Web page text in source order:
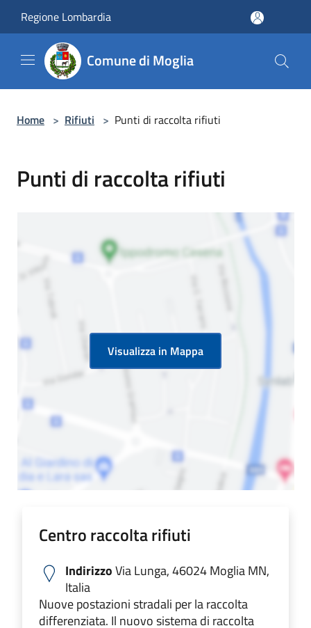
Regione Lombardia
Comune di Moglia
Home > Rifiuti > Punti di raccolta rifiuti
Punti di raccolta rifiuti
Visualizza in Mappa
Centro raccolta rifiuti
IndirizzoVia Lunga, 46024 Moglia MN,
Italia
Nuove postazioni stradali per la raccolta
differenziata. Il nuovo sistema di raccolta